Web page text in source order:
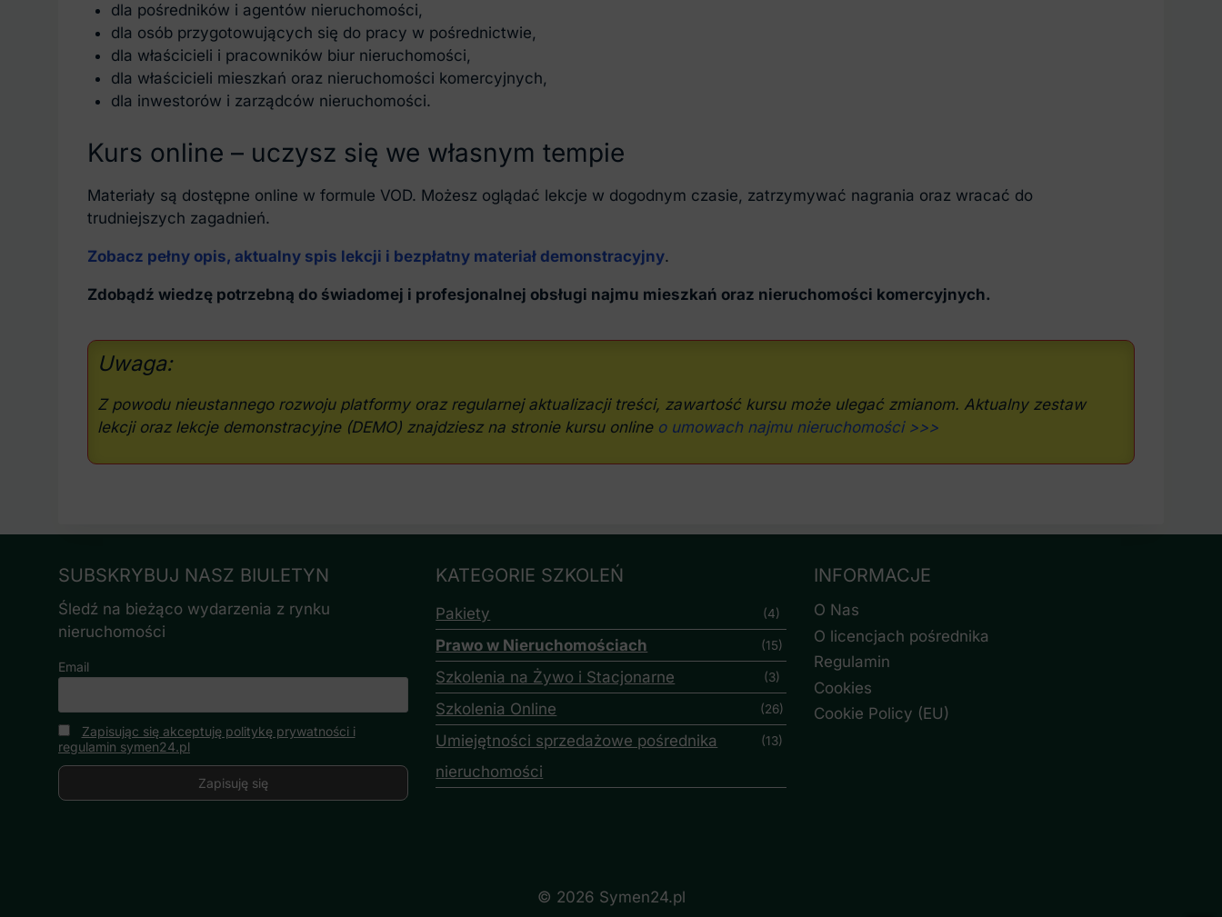
dla pośredników i agentów nieruchomości,
dla osób przygotowujących się do pracy w pośrednictwie,
dla właścicieli i pracowników biur nieruchomości,
dla właścicieli mieszkań oraz nieruchomości komercyjnych,
dla inwestorów i zarządców nieruchomości.
Kurs online – uczysz się we własnym tempie
Materiały są dostępne online w formule VOD. Możesz oglądać lekcje w dogodnym czasie, zatrzymywać nagrania oraz wracać do
trudniejszych zagadnień.
Zobacz pełny opis, aktualny spis lekcji i bezpłatny materiał demonstracyjny.
Zdobądź wiedzę potrzebną do świadomej i profesjonalnej obsługi najmu mieszkań oraz nieruchomości komercyjnych.
Uwaga:
Z powodu nieustannego rozwoju platformy oraz regularnej aktualizacji treści, zawartość kursu może ulegać zmianom. Aktualny zestaw
lekcji oraz lekcje demonstracyjne (DEMO) znajdziesz na stronie kursu online o umowach najmu nieruchomości >>>
SUBSKRYBUJ NASZ BIULETYN
Śledź na bieżąco wydarzenia z rynku
nieruchomości
Email
Zapisując się akceptuję politykę prywatności i
regulamin symen24.pl
KATEGORIE SZKOLEŃ
Pakiety (4)
Prawo w Nieruchomościach (15)
Szkolenia na Żywo i Stacjonarne (3)
Szkolenia Online (26)
Umiejętności sprzedażowe pośrednika
nieruchomości
(13)
INFORMACJE
O Nas
O licencjach pośrednika
Regulamin
Cookies
Cookie Policy (EU)
© 2026 Symen24.pl